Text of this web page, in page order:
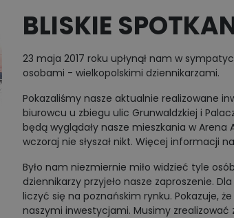
BLISKIE
23 maja 2017 roku upłynął nam w
osobami - wielkopolskimi dziennikarzami.
Pokazaliśmy nasze aktualnie realizowane
biurowcu u zbiegu ulic Grunwaldzkiej i
będą wyglądały nasze mieszkania w
wczoraj nie słyszał nikt. Więcej informacji
Było nam niezmiernie miło widzieć tyle
dziennikarzy przyjeło nasze zaproszenie.
liczyć się na poznańskim rynku. Pokazuje,
naszymi inwestycjami. Musimy zrealizować